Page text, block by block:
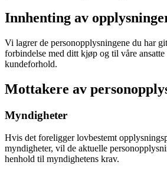
Innhenting av
Vi lagrer de personopplysningene du har
forbindelse med ditt kjøp og til våre
kundeforhold.
Mottakere av
Myndigheter
Hvis det foreligger lovbestemt
myndigheter, vil de aktuelle
henhold til myndighetens krav.